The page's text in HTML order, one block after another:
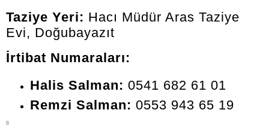
Taziye Yeri: Hacı Müdür Aras Taziye
Evi, Doğubayazıt
İrtibat Numaraları:
Halis Salman: 0541 682 61 01
Remzi Salman: 0553 943 65 19